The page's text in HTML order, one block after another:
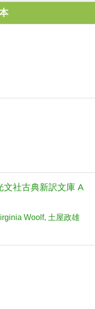
文社古典新訳文庫 A
Woolf 土屋政雄